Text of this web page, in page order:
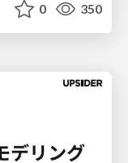
0 350